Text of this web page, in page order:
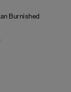
Burnished